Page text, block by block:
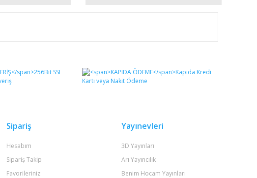
Sipariş
Hesabım
Sipariş Takip
Favorileriniz
Yayınevleri
3D Yayınları
Arı Yayıncılık
Benim Hocam Yayınları